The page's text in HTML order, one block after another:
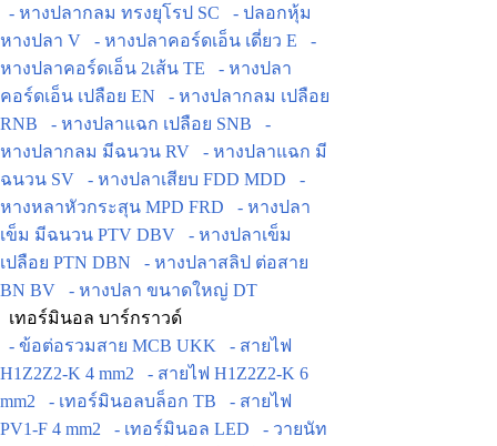
- หางปลากลม ทรงยุโรป SC
- ปลอกหุ้ม
หางปลา V
- หางปลาคอร์ดเอ็น เดี่ยว E
-
หางปลาคอร์ดเอ็น 2เส้น TE
- หางปลา
คอร์ดเอ็น เปลือย EN
- หางปลากลม เปลือย
RNB
- หางปลาแฉก เปลือย SNB
-
หางปลากลม มีฉนวน RV
- หางปลาแฉก มี
ฉนวน SV
- หางปลาเสียบ FDD MDD
-
หางหลาหัวกระสุน MPD FRD
- หางปลา
เข็ม มีฉนวน PTV DBV
- หางปลาเข็ม
เปลือย PTN DBN
- หางปลาสลิป ต่อสาย
BN BV
- หางปลา ขนาดใหญ่ DT
เทอร์มินอล บาร์กราวด์
- ข้อต่อรวมสาย MCB UKK
- สายไฟ
H1Z2Z2-K 4 mm2
- สายไฟ H1Z2Z2-K 6
mm2
- เทอร์มินอลบล็อก TB
- สายไฟ
PV1-F 4 mm2
- เทอร์มินอล LED
- วายนัท